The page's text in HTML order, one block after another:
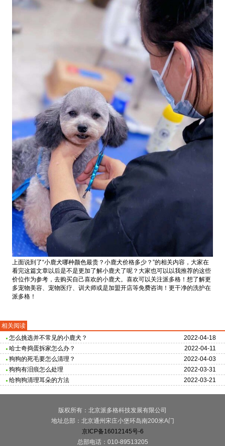
上面说到了“小鹿犬哪种颜色最贵？小鹿犬价格多少？”的相关内容，大家在
看完这篇文章以后是不是更加了解小鹿犬了呢？大家也可以以我推荐的这些
价位作为参考，去购买自己喜欢的小鹿犬。喜欢可以关注派多格！想了解更
多宠物美容、宠物医疗、训犬师或是加盟开店等免费咨询！更干净的洗护在
派多格！
相关阅读
2022-04-18
怎么挑选并不常见的小鹿犬？
2022-04-11
哈士奇捣蛋拆家怎么办？
2022-04-03
狗狗的死毛要怎么清理？
2022-03-31
狗狗有泪痕怎么处理
2022-03-21
给狗狗清理耳朵的方法
版权所有：北京派多格科技发展有限公司
地址总部：北京通州宋庄小堡环岛南200米A门
京ICP备16012145号-6
总部电话：010-89513205